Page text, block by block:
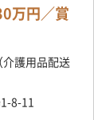
万円／賞
護用品配送
8-11